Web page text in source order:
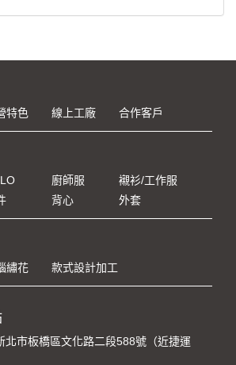
特色 線上工廠 合作客戶
廚師服
襯衫/工作服
背心 外套
繡花 款式設計加工
北市板橋區文化路二段588號（近捷運